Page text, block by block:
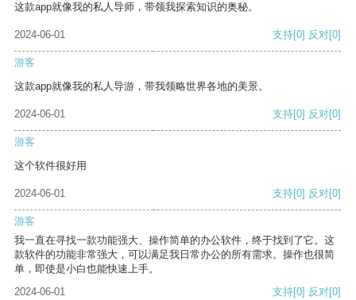
这款app就像我的私人导师，带领我探索知识的奥秘。
2024-06-01 支持[0] 反对[0]
游客
这款app就像我的私人导游，带我领略世界各地的美景。
2024-06-01 支持[0] 反对[0]
游客
这个软件很好用
2024-06-01 支持[0] 反对[0]
游客
我一直在寻找一款功能强大、操作简单的办公软件，终于找到了它。这
款软件的功能非常强大，可以满足我日常办公的所有需求。操作也很简
单，即使是小白也能快速上手。
2024-06-01
支持[0] 反对[0]